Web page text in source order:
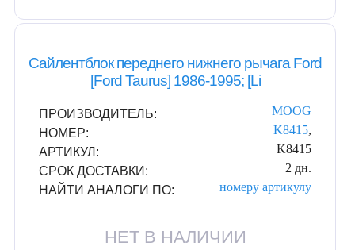
Сайлентблок переднего нижнего рычага Ford
[Ford Taurus] 1986-1995; [Li
ПРОИЗВОДИТЕЛЬ:
MOOG
НОМЕР:
K8415,
АРТИКУЛ:
K8415
СРОК ДОСТАВКИ:
2 дн.
НАЙТИ АНАЛОГИ ПО:
номеру артикулу
НЕТ В НАЛИЧИИ